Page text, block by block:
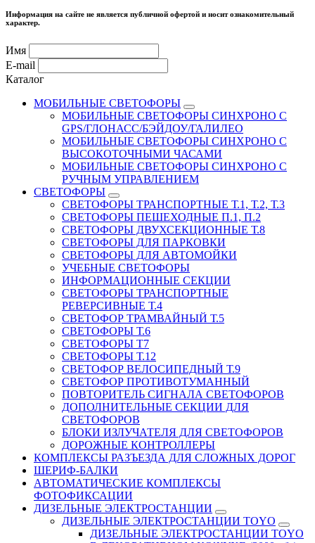
Информация на сайте не является публичной офертой и носит ознакомительный
характер.
Имя
E-mail
Каталог
МОБИЛЬНЫЕ СВЕТОФОРЫ
МОБИЛЬНЫЕ СВЕТОФОРЫ СИНХРОНО С
GPS/ГЛОНАСС/БЭЙДОУ/ГАЛИЛЕО
МОБИЛЬНЫЕ СВЕТОФОРЫ СИНХРОНО С
ВЫСОКОТОЧНЫМИ ЧАСАМИ
МОБИЛЬНЫЕ СВЕТОФОРЫ СИНХРОНО С
РУЧНЫМ УПРАВЛЕНИЕМ
СВЕТОФОРЫ
СВЕТОФОРЫ ТРАНСПОРТНЫЕ Т.1, Т.2, Т.3
СВЕТОФОРЫ ПЕШЕХОДНЫЕ П.1, П.2
СВЕТОФОРЫ ДВУХСЕКЦИОННЫЕ Т.8
СВЕТОФОРЫ ДЛЯ ПАРКОВКИ
СВЕТОФОРЫ ДЛЯ АВТОМОЙКИ
УЧЕБНЫЕ СВЕТОФОРЫ
ИНФОРМАЦИОННЫЕ СЕКЦИИ
СВЕТОФОРЫ ТРАНСПОРТНЫЕ
РЕВЕРСИВНЫЕ Т.4
СВЕТОФОР ТРАМВАЙНЫЙ Т.5
СВЕТОФОРЫ Т.6
СВЕТОФОРЫ Т7
СВЕТОФОРЫ Т.12
СВЕТОФОР ВЕЛОСИПЕДНЫЙ Т.9
СВЕТОФОР ПРОТИВОТУМАННЫЙ
ПОВТОРИТЕЛЬ СИГНАЛА СВЕТОФОРОВ
ДОПОЛНИТЕЛЬНЫЕ СЕКЦИИ ДЛЯ
СВЕТОФОРОВ
БЛОКИ ИЗЛУЧАТЕЛЯ ДЛЯ СВЕТОФОРОВ
ДОРОЖНЫЕ КОНТРОЛЛЕРЫ
КОМПЛЕКСЫ РАЗЪЕЗДА ДЛЯ СЛОЖНЫХ ДОРОГ
ШЕРИФ-БАЛКИ
АВТОМАТИЧЕСКИЕ КОМПЛЕКСЫ
ФОТОФИКСАЦИИ
ДИЗЕЛЬНЫЕ ЭЛЕКТРОСТАНЦИИ
ДИЗЕЛЬНЫЕ ЭЛЕКТРОСТАНЦИИ TOYO
ДИЗЕЛЬНЫЕ ЭЛЕКТРОСТАНЦИИ TOYO